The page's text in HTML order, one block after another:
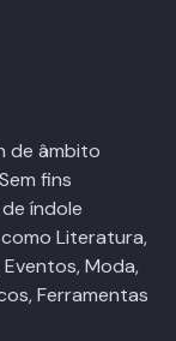
de âmbito
fins
índole
Literatura,
Moda,
Ferramentas